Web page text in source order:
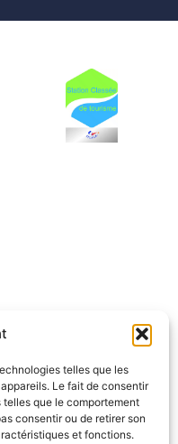
telles que les
Le fait de consentir
que le comportement
consentir ou de retirer son
et fonctions.